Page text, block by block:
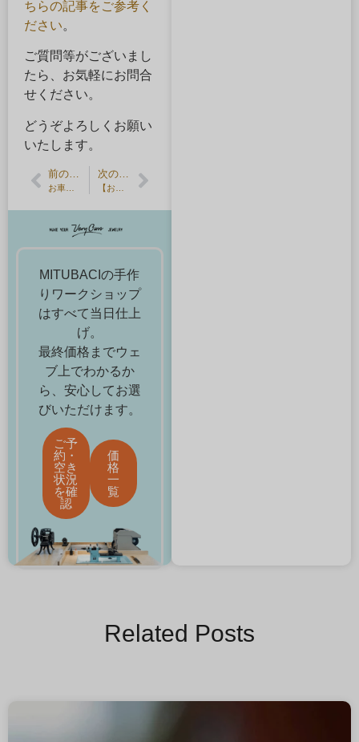
ちらの記事をご参考く
ださい。
ご質問等がございまし
たら、お気軽にお問合
せください。
どうぞよろしくお願い
いたします。
前の記事 次の記事
MITUBACIの手作
りワークショップ
はすべて当日仕上
げ。
最終価格までウェ
ブ上でわかるか
ら、安心してお選
びいただけます。
ご予
約・
空き
状況
を確
認
価
格
一
覧
Related Posts